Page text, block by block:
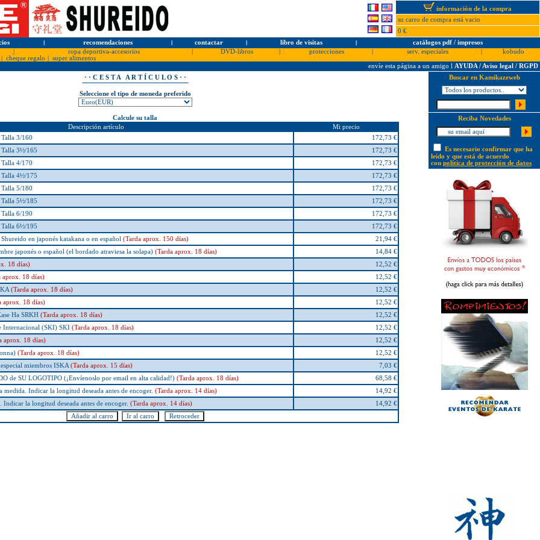
información de la compra
su carro de compra está vacio
0 €
l recomendaciones l contactar l libro de visitas l
catálogos pdf / impresos
ropa deportiva-accesorios DVD-libros protecciones serv. especiales
kobudo
cheque regalo
super alimentos
envíe esta página a un amigo l AYUDA / Aviso legal / RGPD
· · C E S T A A R T Í C U L O S · ·
Seleccione el tipo de moneda preferido
Calcule su talla
Descripción artículo
Mi precio
3/160
172,73 €
3½/165
172,73 €
4/170
172,73 €
4½/175
172,73 €
5/180
172,73 €
5½/185
172,73 €
6/190
172,73 €
6½/195
172,73 €
en japonés katakana o en español (Tarda aprox. 150 días)
21,94 €
japonés o español (el bordado atraviesa la solapa) (Tarda aprox. 18 días)
14,84 €
18 días)
12,52 €
aprox. 18 días)
12,52 €
(Tarda aprox. 18 días)
12,52 €
aprox. 18 días)
12,52 €
Ha SRKH (Tarda aprox. 18 días)
12,52 €
Internacional (SKI) SKI (Tarda aprox. 18 días)
12,52 €
aprox. 18 días)
12,52 €
(Tarda aprox. 18 días)
12,52 €
miembros ISKA (Tarda aprox. 15 días)
7,03 €
de SU LOGOTIPO (¡Envíenoslo por email en alta calidad!) (Tarda aprox. 18 días)
68,58 €
Indicar la longitud deseada antes de encoger. (Tarda aprox. 14 días)
14,92 €
la longitud deseada antes de encoger. (Tarda aprox. 14 días) 14,92 €
Buscar en Kamikazeweb
Reciba Novedades
Es necesario confirmar que ha
leído y que está de acuerdo
con política de protección de datos